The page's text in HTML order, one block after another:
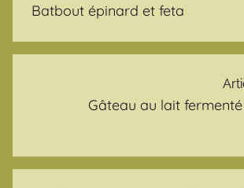
Batbout épinard et feta
Gâteau au lait